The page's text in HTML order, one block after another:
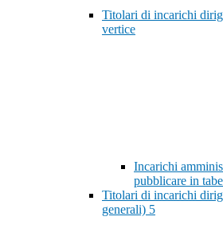
Titolari di incarichi
vertice
Incarichi
pubblicare in
Titolari di incarichi
generali) 5